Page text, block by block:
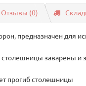
Отзывы (0)
предназначен для
заварены и
прогиб столешницы